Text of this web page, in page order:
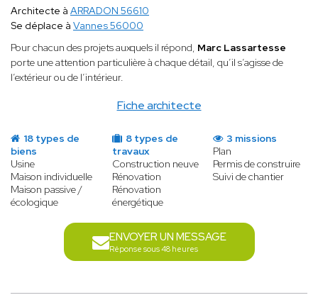
Fiche architecte
Architecte à ARRADON 56610
Se déplace à Vannes 56000
Pour chacun des projets auxquels il répond, Marc Lassartesse
porte une attention particulière à chaque détail, qu’il s’agisse de
l’extérieur ou de l’intérieur.
18 types de
biens
Usine
Maison individuelle
Maison passive /
écologique
8 types de
travaux
Construction neuve
Rénovation
Rénovation
énergétique
3 missions
Plan
Permis de construire
Suivi de chantier
ENVOYER UN MESSAGE
Réponse sous 48 heures